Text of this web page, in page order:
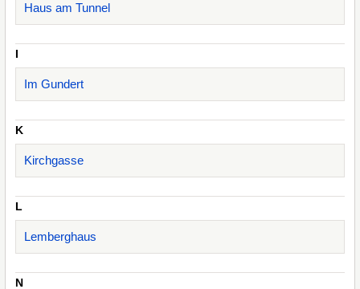
Haus am Tunnel
I
Im Gundert
K
Kirchgasse
L
Lemberghaus
N